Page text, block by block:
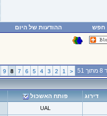
חפש ההודעות של היום
<
1
2
3
4
5
6
7
8
9
דירוג
פותח האשכול
UAL